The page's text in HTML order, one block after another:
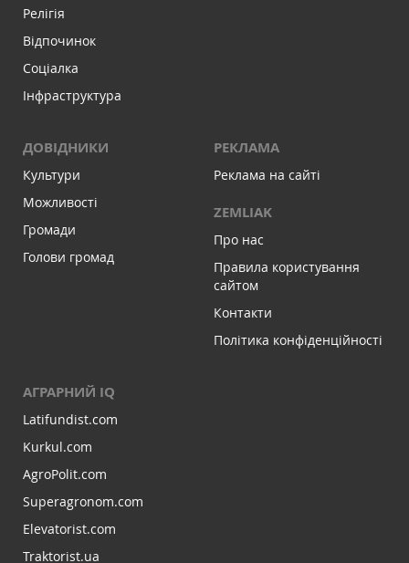
Релігія
Відпочинок
Соціалка
Інфраструктура
ДОВІДНИКИ
Культури
Можливості
Громади
Голови громад
РЕКЛАМА
Реклама на сайті
ZEMLIAK
Про нас
Правила користування
сайтом
Контакти
Політика конфіденційності
АГРАРНИЙ IQ
Latifundist.com
Kurkul.com
AgroPolit.com
Superagronom.com
Elevatorist.com
Traktorist.ua